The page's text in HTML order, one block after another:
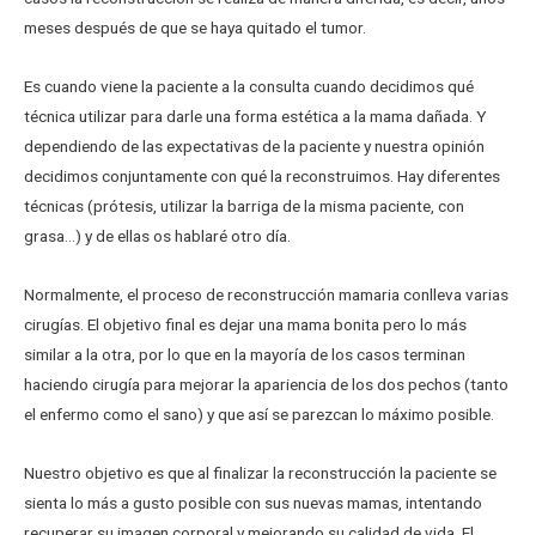
meses después de que se haya quitado el tumor.
Es cuando viene la paciente a la consulta cuando decidimos qué
técnica utilizar para darle una forma estética a la mama dañada. Y
dependiendo de las expectativas de la paciente y nuestra opinión
decidimos conjuntamente con qué la reconstruimos. Hay diferentes
técnicas (prótesis, utilizar la barriga de la misma paciente, con
grasa…) y de ellas os hablaré otro día.
Normalmente, el proceso de reconstrucción mamaria conlleva varias
cirugías. El objetivo final es dejar una mama bonita pero lo más
similar a la otra, por lo que en la mayoría de los casos terminan
haciendo cirugía para mejorar la apariencia de los dos pechos (tanto
el enfermo como el sano) y que así se parezcan lo máximo posible.
Nuestro objetivo es que al finalizar la reconstrucción la paciente se
sienta lo más a gusto posible con sus nuevas mamas, intentando